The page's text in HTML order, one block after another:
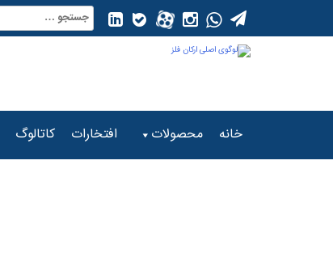
جستجو
برای:
خانه محصولات افتخارات کاتالوگ